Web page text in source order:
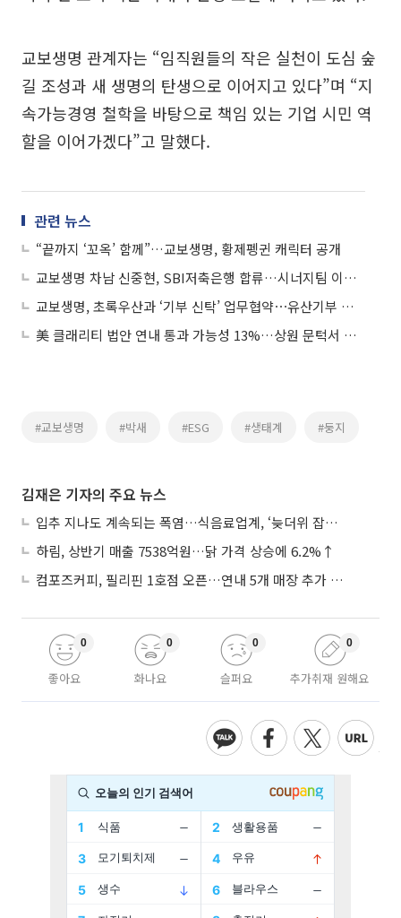
교보생명 관계자는 “임직원들의 작은 실천이 도심 숲
길 조성과 새 생명의 탄생으로 이어지고 있다”며 “지
속가능경영 철학을 바탕으로 책임 있는 기업 시민 역
할을 이어가겠다”고 말했다.
관련 뉴스
“끝까지 ‘꼬옥’ 함께”…교보생명, 황제펭귄 캐릭터 공개
교보생명 차남 신중현, SBI저축은행 합류…시너지팀 이끈다
교보생명, 초록우산과 ‘기부 신탁’ 업무협약⋯유산기부 절차 간소화
美 클래리티 법안 연내 통과 가능성 13%…상원 문턱서 제동
#교보생명 #박새 #ESG #생태계 #둥지
김재은 기자의 주요 뉴스
입추 지나도 계속되는 폭염…식음료업계, ‘늦더위 잡기’ 전력 투구
하림, 상반기 매출 7538억원…닭 가격 상승에 6.2%↑
컴포즈커피, 필리핀 1호점 오픈…연내 5개 매장 추가 출점
좋아요
0
화나요
0
슬퍼요
0
추가취재 원해요
0